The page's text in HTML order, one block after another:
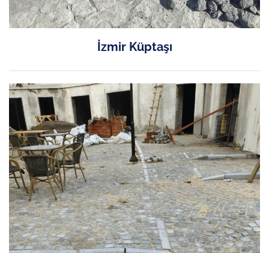
İzmir Küptaşı